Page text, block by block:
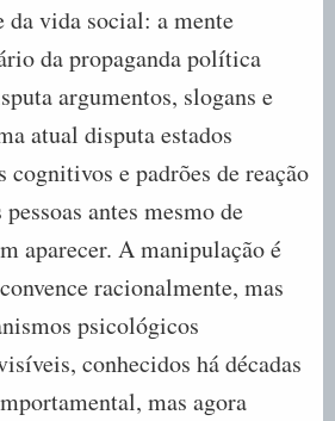
da vida social: a mente
da propaganda política
argumentos, slogans e
atual disputa estados
cognitivos e padrões de reação
antes mesmo de
aparecer. A manipulação é
racionalmente, mas
psicológicos
conhecidos há décadas
mas agora